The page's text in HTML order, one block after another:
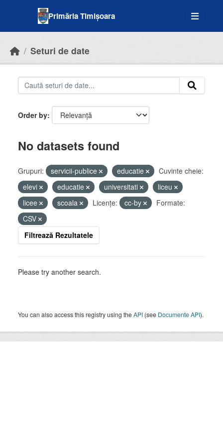
Primăria Timișoara
Seturi de date
Order by
No datasets found
Grupuri: servicii-publice educatie
Cuvinte cheie:
elevi
educatie universitati
liceu
licee
scoala Licenţe: cc-by
Formate:
CSV
Filtrează Rezultatele
Please try another search.
You can also access this registry using theAPI (see Documente API).